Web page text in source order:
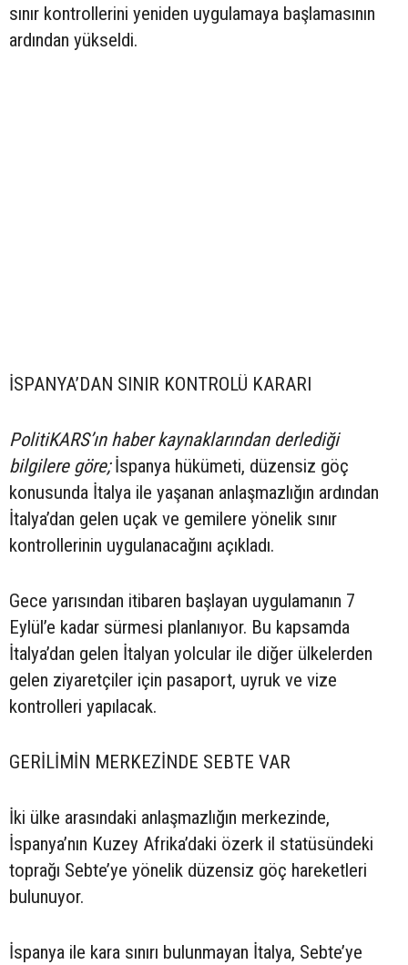
sınır kontrollerini yeniden uygulamaya başlamasının
ardından yükseldi.
İSPANYA’DAN SINIR KONTROLÜ KARARI
PolitiKARS’ın haber kaynaklarından derlediği
bilgilere göre;İspanya hükümeti, düzensiz göç
konusunda İtalya ile yaşanan anlaşmazlığın ardından
İtalya’dan gelen uçak ve gemilere yönelik sınır
kontrollerinin uygulanacağını açıkladı.
Gece yarısından itibaren başlayan uygulamanın 7
Eylül’e kadar sürmesi planlanıyor. Bu kapsamda
İtalya’dan gelen İtalyan yolcular ile diğer ülkelerden
gelen ziyaretçiler için pasaport, uyruk ve vize
kontrolleri yapılacak.
GERİLİMİN MERKEZİNDE SEBTE VAR
İki ülke arasındaki anlaşmazlığın merkezinde,
İspanya’nın Kuzey Afrika’daki özerk il statüsündeki
toprağı Sebte’ye yönelik düzensiz göç hareketleri
bulunuyor.
İspanya ile kara sınırı bulunmayan İtalya, Sebte’ye